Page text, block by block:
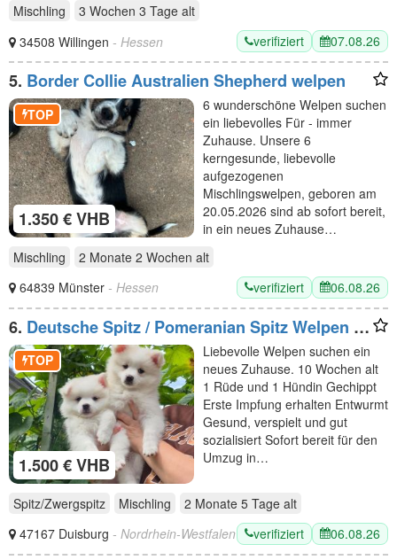
Mischling
3 Wochen 3 Tage alt
34508 Willingen - Hessen verifiziert 07.08.26
5. Border Collie Australien Shepherd welpen
1.350 € VHB
TOP
6 wunderschöne Welpen suchen
ein liebevolles Für - immer
Zuhause. Unsere 6
kerngesunde, liebevolle
aufgezogenen
Mischlingswelpen, geboren am
20.05.2026 sind ab sofort bereit,
in ein neues Zuhause…
Mischling
2 Monate 2 Wochen alt
64839 Münster - Hessen verifiziert 06.08.26
6. Deutsche Spitz / Pomeranian Spitz Welpen -
Rüge und Hündin 10 Woche alt
1.500 € VHB
TOP
Liebevolle Welpen suchen ein
neues Zuhause. 10 Wochen alt
1 Rüde und 1 Hündin Gechippt
Erste Impfung erhalten Entwurmt
Gesund, verspielt und gut
sozialisiert Sofort bereit für den
Umzug in…
Spitz/Zwergspitz Mischling 2 Monate 5 Tage alt
47167 Duisburg - Nordrhein-Westfalen verifiziert 06.08.26